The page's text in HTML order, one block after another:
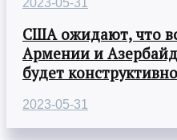
США ожидают, что
Армении и
будет
2023-05-31